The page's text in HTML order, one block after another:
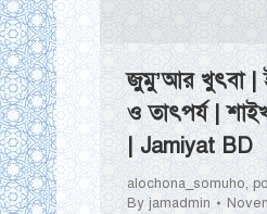
জুমু’আর খুৎবা |
ও তাৎপর্য |
| Jamiyat BD
alochona_somuho,
By jamadmin